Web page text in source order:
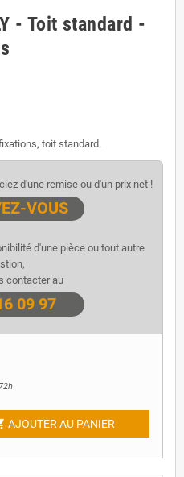
- Toit standard -
toit standard.
d'une remise ou d'un prix net !
VOUS
d'une pièce ou tout autre
contacter au
09 97
AJOUTER AU PANIER